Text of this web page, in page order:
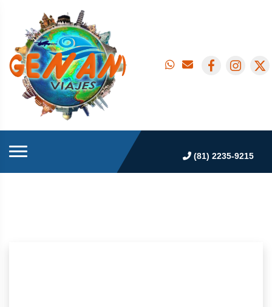
(81) 2235-9215